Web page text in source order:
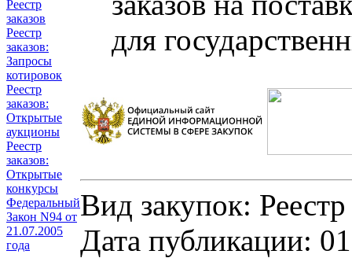
Реестр
заказов
Реестр
заказов:
Запросы
котировок
Реестр
заказов:
Открытые
аукционы
Реестр
заказов:
Открытые
конкурсы
Федеральный
Закон N94 от
21.07.2005
года
для
Вид закупок:
Дата публикации: